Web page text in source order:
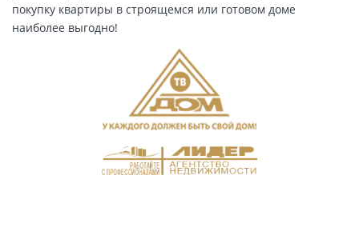
покупку квартиры в строящемся или готовом доме
наиболее выгодно!